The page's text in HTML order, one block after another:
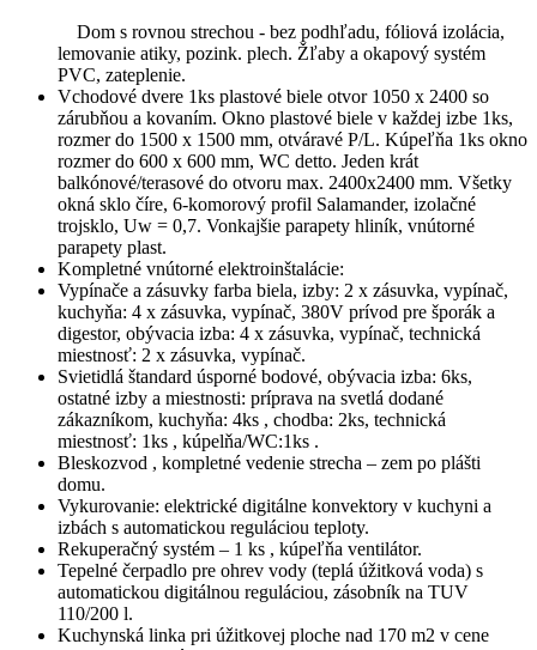
Dom s rovnou strechou - bez podhľadu, fóliová izolácia,
lemovanie atiky, pozink. plech. Žľaby a okapový systém
PVC, zateplenie.
Vchodové dvere 1ks plastové biele otvor 1050 x 2400 so
zárubňou a kovaním. Okno plastové biele v každej izbe 1ks,
rozmer do 1500 x 1500 mm, otváravé P/L. Kúpeľňa 1ks okno
rozmer do 600 x 600 mm, WC detto. Jeden krát
balkónové/terasové do otvoru max. 2400x2400 mm. Všetky
okná sklo číre, 6-komorový profil Salamander, izolačné
trojsklo, Uw = 0,7. Vonkajšie parapety hliník, vnútorné
parapety plast.
Kompletné vnútorné elektroinštalácie:
Vypínače a zásuvky farba biela, izby: 2 x zásuvka, vypínač,
kuchyňa: 4 x zásuvka, vypínač, 380V prívod pre šporák a
digestor, obývacia izba: 4 x zásuvka, vypínač, technická
miestnosť: 2 x zásuvka, vypínač.
Svietidlá štandard úsporné bodové, obývacia izba: 6ks,
ostatné izby a miestnosti: príprava na svetlá dodané
zákazníkom, kuchyňa: 4ks , chodba: 2ks, technická
miestnosť: 1ks , kúpelňa/WC:1ks .
Bleskozvod , kompletné vedenie strecha – zem po plášti
domu.
Vykurovanie: elektrické digitálne konvektory v kuchyni a
izbách s automatickou reguláciou teploty.
Rekuperačný systém – 1 ks , kúpeľňa ventilátor.
Tepelné čerpadlo pre ohrev vody (teplá úžitková voda) s
automatickou digitálnou reguláciou, zásobník na TUV
110/200 l.
Kuchynská linka pri úžitkovej ploche nad 170 m2 v cene